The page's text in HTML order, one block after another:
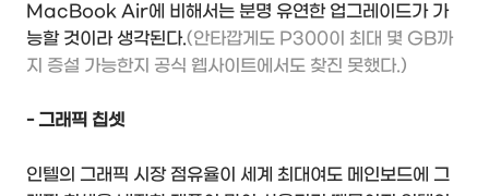
MacBook Air에 비해서는 분명 유연한 업그레이드가 가
능할 것이라 생각된다.(안타깝게도 P300이 최대 몇 GB까
지 증설 가능한지 공식 웹사이트에서도 찾진 못했다.)
- 그래픽 칩셋
인텔의 그래픽 시장 점유율이 세계 최대여도 메인보드에 그